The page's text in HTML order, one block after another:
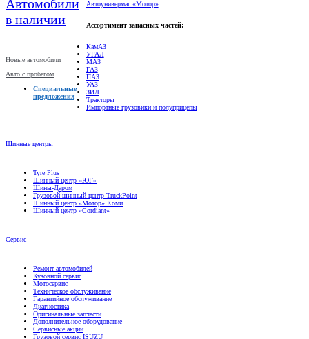
в наличии
Авто с пробегом
Специальные
предложения
УРАЛ
МАЗ
ГАЗ
ПАЗ
УАЗ
ЗИЛ
Тракторы
Импортные грузовики и полуприцепы
Шинный центр «ЮГ»
Шины-Даром
Грузовой шинный центр TruckPoint
Шинный центр «Мотор» Коми
Шинный центр «Cordiant»
Кузовной сервис
Мотосервис
Техническое обслуживание
Гарантийное обслуживание
Диагностика
Оригинальные запчасти
Дополнительное оборудование
Сервисные акции
Грузовой сервис ISUZU
Грузовой сервис Scania